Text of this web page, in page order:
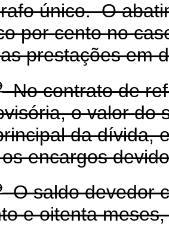
único. O
por cento no
prestações em
No contrato de
o valor do
da dívida,
encargos
O saldo devedor
e oitenta